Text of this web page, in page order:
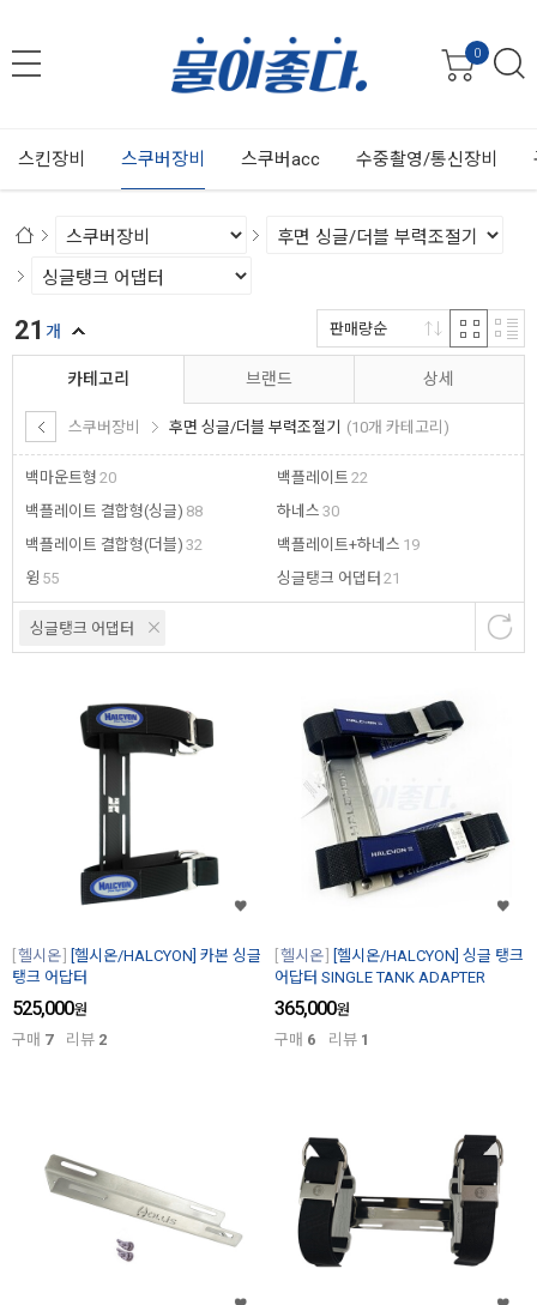
0
스킨장비 스쿠버장비 스쿠버acc 수중촬영/통신장비
카테고리
스쿠버장비 후면 싱글/더블 부력조절기 (10개 카테고리)
백마운트형 20
백플레이트 결합형(싱글) 88
백플레이트 결합형(더블) 32
윙 55
백플레이트 22
하네스 30
백플레이트+하네스 19
싱글탱크 어댑터 21
브랜드 상세
싱글탱크 어댑터
21 개 판매량순
헬시온
[헬시온/HALCYON] 카본 싱글
탱크 어답터
525,000원
구매 7 리뷰 2
헬시온
[헬시온/HALCYON] 싱글 탱크
어답터 SINGLE TANK ADAPTER
365,000원
구매 6 리뷰 1